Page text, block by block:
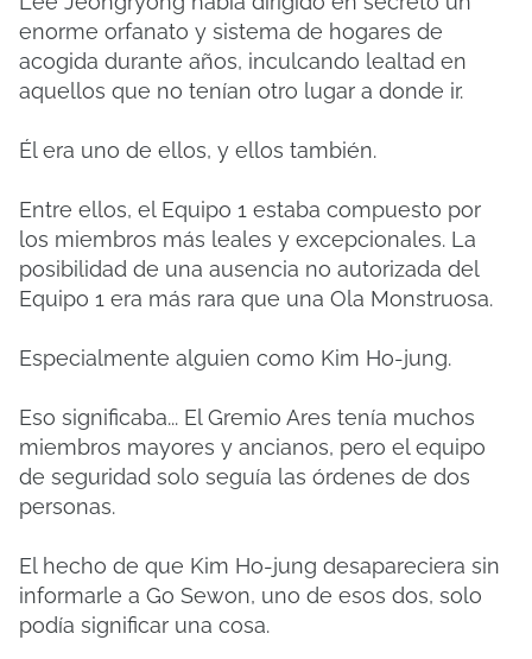
enorme orfanato y sistema de hogares de
acogida durante años, inculcando lealtad en
aquellos que no tenían otro lugar a donde ir.
Él era uno de ellos, y ellos también.
Entre ellos, el Equipo 1 estaba compuesto por
los miembros más leales y excepcionales. La
posibilidad de una ausencia no autorizada del
Equipo 1 era más rara que una Ola Monstruosa.
Especialmente alguien como Kim Ho-jung.
Eso significaba... El Gremio Ares tenía muchos
miembros mayores y ancianos, pero el equipo
de seguridad solo seguía las órdenes de dos
personas.
El hecho de que Kim Ho-jung desapareciera sin
informarle a Go Sewon, uno de esos dos, solo
podía significar una cosa.